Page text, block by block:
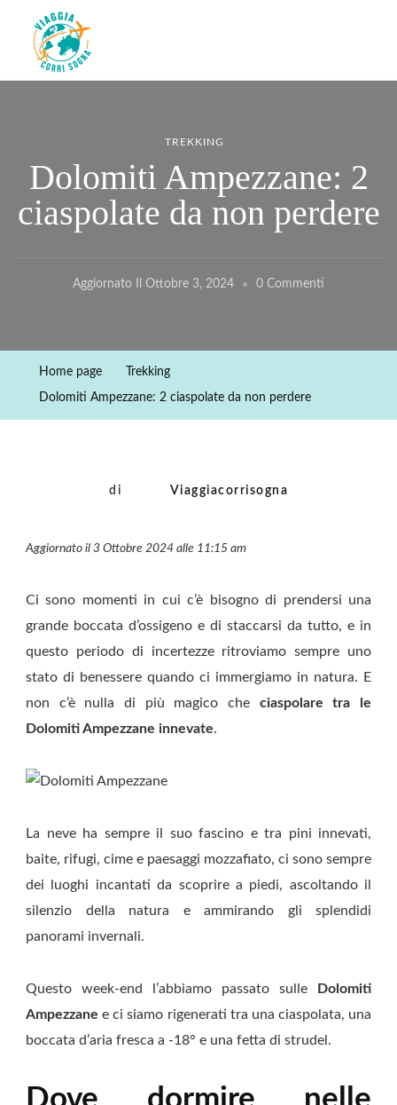
Viaggiacorrisogna – Blog di
viaggi e running
Viaggi zaino in spalla e corse in giro per il mondo
TREKKING
Dolomiti Ampezzane: 2
ciaspolate da non perdere
Aggiornato Il Ottobre 3, 2024 0 Commenti
Home page Trekking
Dolomiti Ampezzane: 2 ciaspolate da non perdere
di Viaggiacorrisogna
Aggiornato il 3 Ottobre 2024 alle 11:15 am
Ci sono momenti in cui c’è bisogno di prendersi una
grande boccata d’ossigeno e di staccarsi da tutto, e in
questo periodo di incertezze ritroviamo sempre uno
stato di benessere quando ci immergiamo in natura. E
non c’è nulla di più magico che ciaspolare tra le
Dolomiti Ampezzane innevate.
La neve ha sempre il suo fascino e tra pini innevati,
baite, rifugi, cime e paesaggi mozzafiato, ci sono sempre
dei luoghi incantati da scoprire a piedi, ascoltando il
silenzio della natura e ammirando gli splendidi
panorami invernali.
Questo week-end l’abbiamo passato sulle
Dolomiti
Ampezzane e ci siamo rigenerati tra una ciaspolata, una
boccata d’aria fresca a -18° e una fetta di strudel.